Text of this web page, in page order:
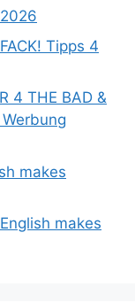
Tipps 4
4 THE BAD &
makes
makes